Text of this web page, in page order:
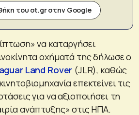
του ot.gr στην Google
να καταργήσει
οχήματά της δήλωσε ο
Land Rover (JLR), καθώς
επεκτείνει τις
για να αξιοποιήσει τη
ανάπτυξης» στις ΗΠΑ.